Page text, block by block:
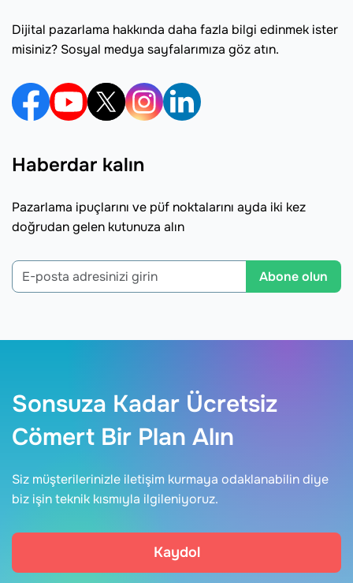
Dijital pazarlama hakkında daha fazla bilgi edinmek ister
misiniz? Sosyal medya sayfalarımıza göz atın.
Haberdar kalın
Pazarlama ipuçlarını ve püf noktalarını ayda iki kez
doğrudan gelen kutunuza alın
Abone olun
Sonsuza Kadar Ücretsiz
Cömert Bir Plan Alın
Siz müşterilerinizle iletişim kurmaya odaklanabilin diye
biz işin teknik kısmıyla ilgileniyoruz.
Kaydol